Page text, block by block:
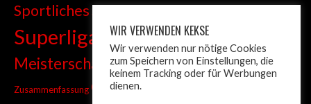
SportlichesSprint
Superliga TandemTiroler Liga
Meisterschaft Trainer Turnier Weltcup wm
Zusammenfassung ÖM Österreich
WIR VERWENDEN KEKSE
Wir verwenden nur nötige Cookies
zum Speichern von Einstellungen, die
keinem Tracking oder für Werbungen
dienen.